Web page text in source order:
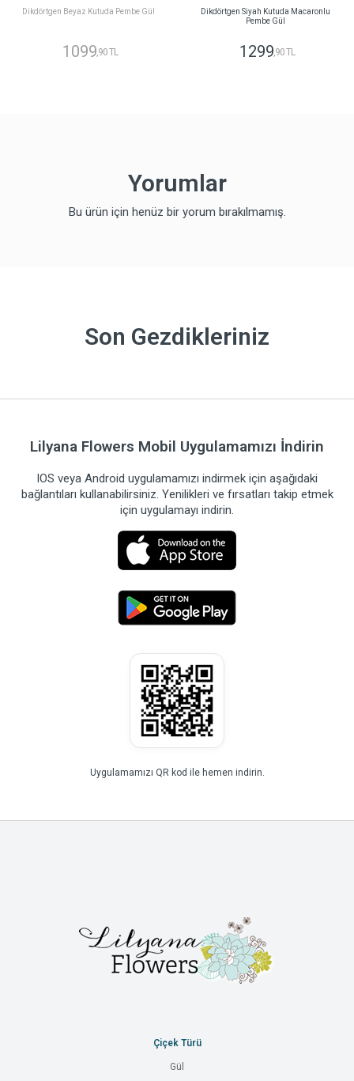
Dikdörtgen Beyaz Kutuda Pembe Gül
1099,90 TL
Dikdörtgen Siyah Kutuda Macaronlu
Pembe Gül
1299,90 TL
Yorumlar
Bu ürün için henüz bir yorum bırakılmamış.
Son Gezdikleriniz
Lilyana Flowers Mobil Uygulamamızı İndirin
IOS veya Android uygulamamızı indirmek için aşağıdaki
bağlantıları kullanabilirsiniz. Yenilikleri ve fırsatları takip etmek
için uygulamayı indirin.
Uygulamamızı QR kod ile hemen indirin.
Çiçek Türü
Gül